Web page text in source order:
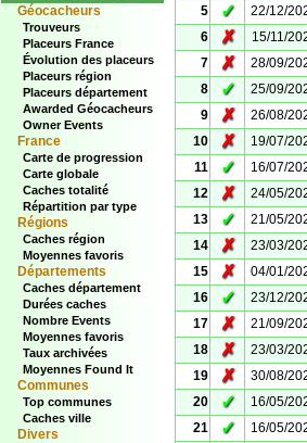
Géocacheurs
Trouveurs
Placeurs France
Évolution des placeurs
Placeurs région
Placeurs département
Awarded Géocacheurs
Owner Events
France
Carte de progression
Carte globale
Caches totalité
Répartition par type
Régions
Caches région
Moyennes favoris
Départements
Caches département
Durées caches
Nombre Events
Moyennes favoris
Taux archivées
Moyennes Found It
Communes
Top communes
Caches ville
Divers
5
✓ 22/12/
6
✗ 15/11/
7
✗ 28/09/
8
✓ 25/09/
9
✗ 26/08/
10
✗ 19/07/
11
✓ 16/07/
12
✗ 24/05/
13
✓ 21/05/
14
✗ 23/03/
15
✗ 04/01/
16
✓ 23/12/
17
✗ 21/09/
18
✗ 23/03/
19
✗ 30/08/
20
✓ 16/05/
21
✓ 16/05/